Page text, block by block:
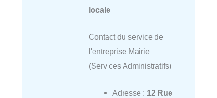
locale
Contact du service de
l'entreprise Mairie
(Services Administratifs)
Adresse : 12 Rue